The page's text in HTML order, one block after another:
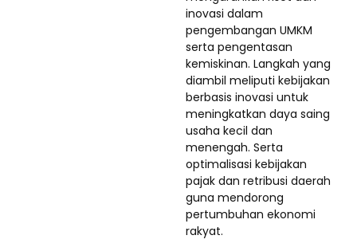
inovasi dalam
pengembangan UMKM
serta pengentasan
kemiskinan. Langkah yang
diambil meliputi kebijakan
berbasis inovasi untuk
meningkatkan daya saing
usaha kecil dan
menengah. Serta
optimalisasi kebijakan
pajak dan retribusi daerah
guna mendorong
pertumbuhan ekonomi
rakyat.